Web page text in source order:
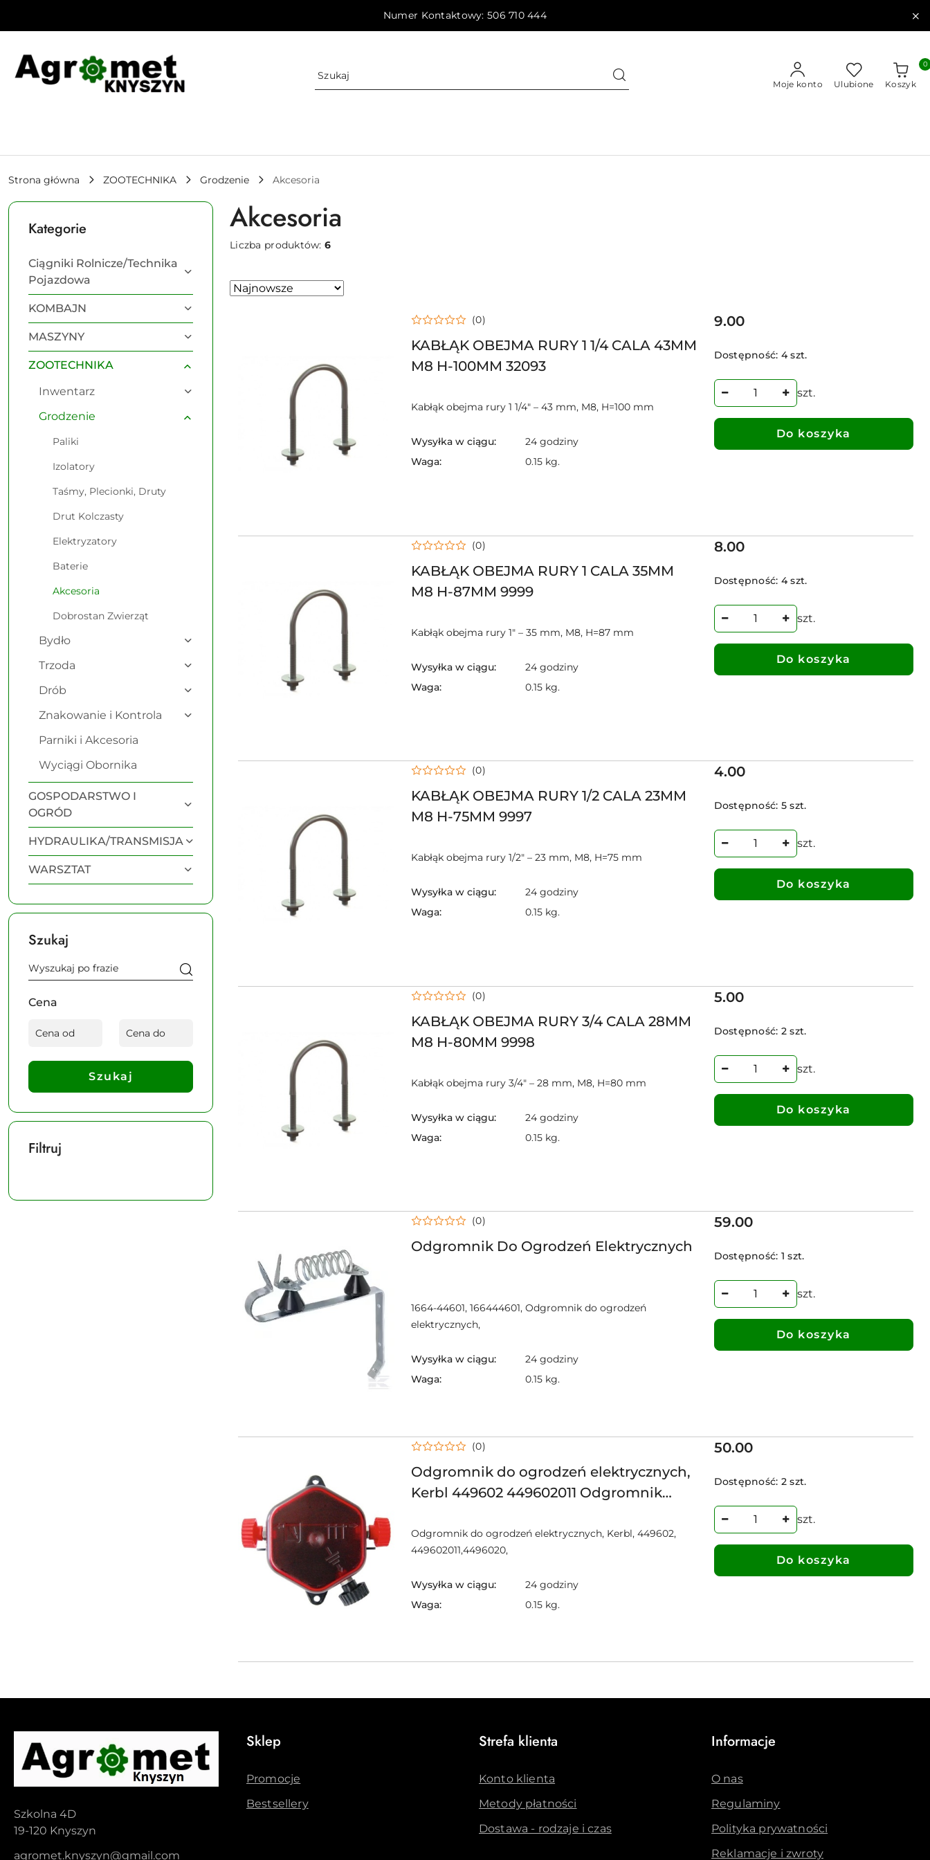
Numer Kontaktowy: 506 710 444
Moje konto Ulubione Koszyk
0
Strona główna ZOOTECHNIKA Grodzenie Akcesoria
Kategorie
Ciągniki Rolnicze/Technika
Pojazdowa
KOMBAJN
MASZYNY
ZOOTECHNIKA
Inwentarz
Grodzenie
Paliki
Izolatory
Taśmy, Plecionki, Druty
Drut Kolczasty
Elektryzatory
Baterie
Akcesoria
Dobrostan Zwierząt
Bydło
Trzoda
Drób
Znakowanie i Kontrola
Parniki i Akcesoria
Wyciągi Obornika
GOSPODARSTWO I
OGRÓD
HYDRAULIKA/TRANSMISJA
WARSZTAT
Szukaj
Cena
Szukaj
Filtruj
Akcesoria
Liczba produktów:6
Zastosowano
Sortuj
KABŁĄK OBEJMA RURY 1 1/4 CALA 43MM
M8 H-100MM 32093
(0)
Kabłąk obejma rury 1 1/4" – 43 mm, M8, H=100 mm
Wysyłka w ciągu:
24 godziny
Waga:
0.15 kg.
Cena:
9.00
Dostępność: 4 szt.
szt.
Do koszyka
KABŁĄK OBEJMA RURY 1 CALA 35MM
M8 H-87MM 9999
(0)
Kabłąk obejma rury 1" – 35 mm, M8, H=87 mm
Wysyłka w ciągu:
24 godziny
Waga:
0.15 kg.
Cena:
8.00
Dostępność: 4 szt.
szt.
Do koszyka
KABŁĄK OBEJMA RURY 1/2 CALA 23MM
M8 H-75MM 9997
(0)
Kabłąk obejma rury 1/2" – 23 mm, M8, H=75 mm
Wysyłka w ciągu:
24 godziny
Waga:
0.15 kg.
Cena:
4.00
Dostępność: 5 szt.
szt.
Do koszyka
KABŁĄK OBEJMA RURY 3/4 CALA 28MM
M8 H-80MM 9998
(0)
Kabłąk obejma rury 3/4" – 28 mm, M8, H=80 mm
Wysyłka w ciągu:
24 godziny
Waga:
0.15 kg.
Cena:
5.00
Dostępność: 2 szt.
szt.
Do koszyka
Odgromnik Do Ogrodzeń Elektrycznych
(0)
1664-44601, 166444601, Odgromnik do ogrodzeń
elektrycznych,
Wysyłka w ciągu:
24 godziny
Waga:
0.15 kg.
Cena:
59.00
Dostępność: 1 szt.
szt.
Do koszyka
Odgromnik do ogrodzeń elektrycznych,
Kerbl 449602 449602011 Odgromnik
(0)
Odgromnik do ogrodzeń elektrycznych, Kerbl, 449602,
449602011,4496020,
Wysyłka w ciągu:
24 godziny
Waga:
0.15 kg.
Cena:
50.00
Dostępność: 2 szt.
szt.
Do koszyka
Szkolna 4D
19-120 Knyszyn
agromet.knyszyn@gmail.com
Sklep
Promocje
Bestsellery
Strefa klienta
Konto klienta
Metody płatności
Dostawa - rodzaje i czas
Informacje
O nas
Regulaminy
Polityka prywatności
Reklamacje i zwroty